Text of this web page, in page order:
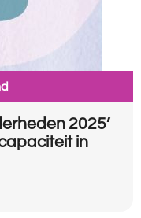
2025’
in